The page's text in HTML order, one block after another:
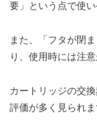
要」という点で使
また、「フタが閉
り、使用時には注
カートリッジの交
評価が多く見られま